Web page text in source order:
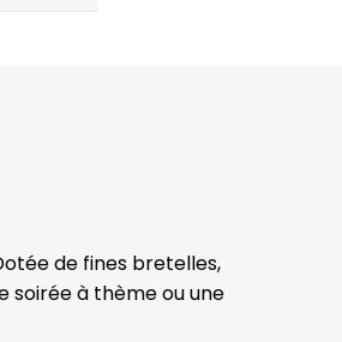
de fines bretelles,
soirée à thème ou une